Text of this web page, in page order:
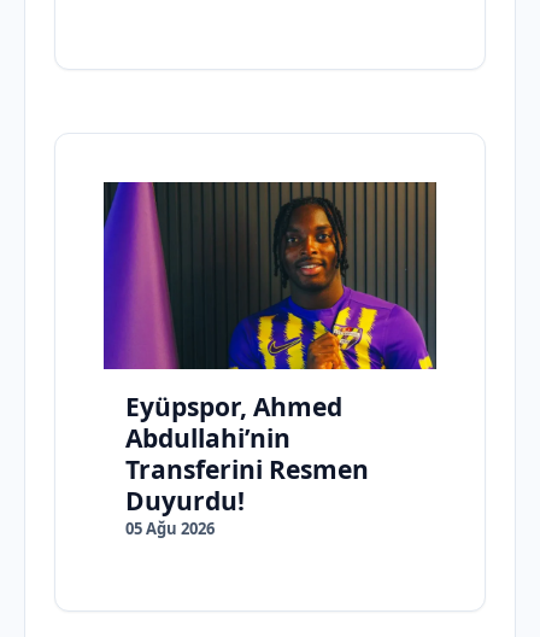
Eyüpspor, Ahmed
Abdullahi’nin
Transferini Resmen
Duyurdu!
05 Ağu 2026